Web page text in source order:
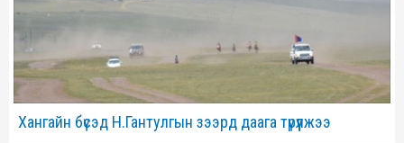
Хангайн бүсэд Н.Гантулгын зээрд даага түрүүлжээ